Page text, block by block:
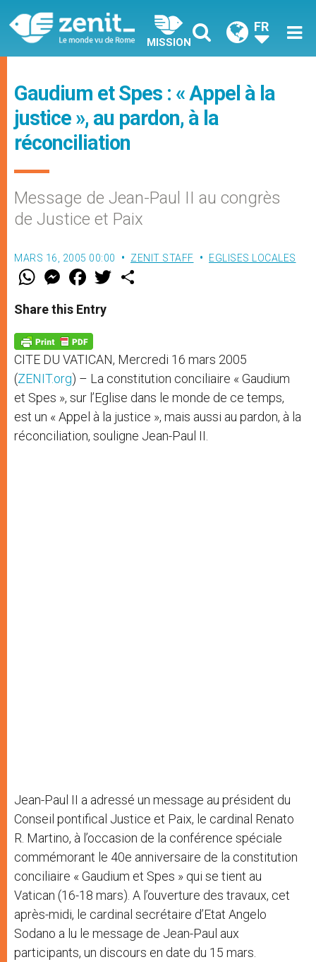
MISSION
FR
Gaudium et Spes : « Appel à la
justice », au pardon, à la
réconciliation
Message de Jean-Paul II au congrès
de Justice et Paix
MARS 16, 2005 00:00 ZENIT STAFF EGLISES LOCALES
W
t
s
p
p
M
e
s
e
g
e
r
F
a
e
b
o
k
w
Share this Entry
CITE DU VATICAN, Mercredi 16 mars 2005
(ZENIT.org) – La constitution conciliaire « Gaudium
et Spes », sur l’Eglise dans le monde de ce temps,
est un « Appel à la justice », mais aussi au pardon, à la
réconciliation, souligne Jean-Paul II.
Jean-Paul II a adressé un message au président du
Conseil pontifical Justice et Paix, le cardinal Renato
R. Martino, à l’occasion de la conférence spéciale
commémorant le 40e anniversaire de la constitution
conciliaire « Gaudium et Spes » qui se tient au
Vatican (16-18 mars). A l’ouverture des travaux, cet
après-midi, le cardinal secrétaire d’Etat Angelo
Sodano a lu le message de Jean-Paul aux
participants, un discours en date du 15 mars.